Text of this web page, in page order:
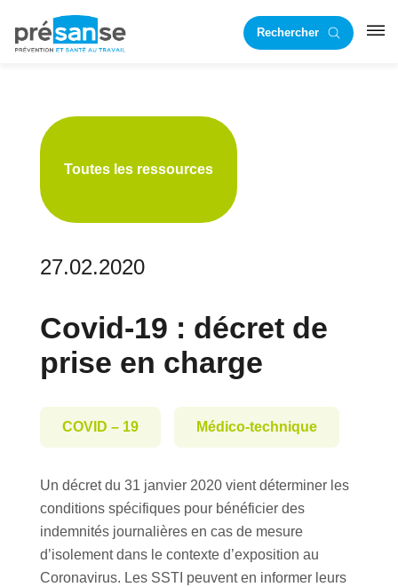
principale
RechercherRST
Toutes les ressources
27.02.2020
Covid-19 : décret de
prise en charge
COVID – 19 Médico-technique
Un décret du 31 janvier 2020 vient déterminer les
conditions spécifiques pour bénéficier des
indemnités journalières en cas de mesure
d’isolement dans le contexte d’exposition au
Coronavirus. Les SSTI peuvent en informer leurs